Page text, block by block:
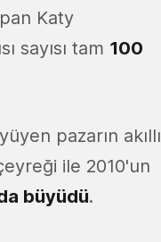
Katy
sayısı tam 100
pazarın akıllı
ile 2010'un
büyüdü.